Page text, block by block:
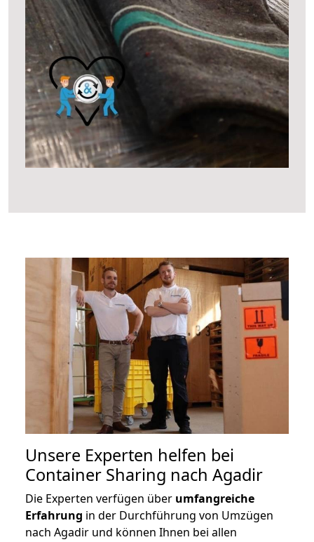
Unsere Experten helfen bei
Container Sharing nach Agadir
Die Experten verfügen über umfangreiche
Erfahrung in der Durchführung von Umzügen
nach Agadir und können Ihnen bei allen